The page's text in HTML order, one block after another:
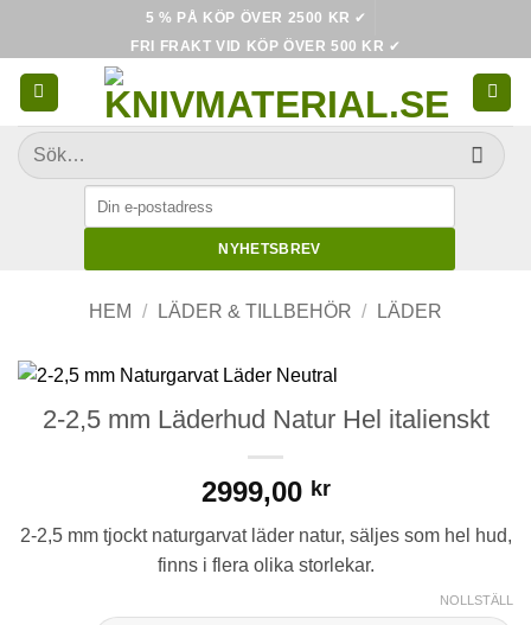
content
5 % PÅ KÖP ÖVER 2500 KR ✔
FRI FRAKT VID KÖP ÖVER 500 KR ✔
Sök
efter:
NYHETSBREV
HEM / LÄDER & TILLBEHÖR / LÄDER
2-2,5 mm Läderhud Natur Hel italienskt
2999,00 kr
2-2,5 mm tjockt naturgarvat läder natur, säljes som hel hud,
finns i flera olika storlekar.
NOLLSTÄLL